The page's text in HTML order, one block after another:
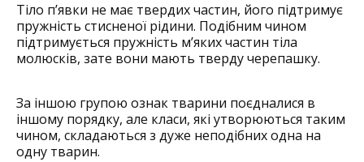
Тіло п’явки не має твердих частин, його підтримує
пружність стисненої рідини. Подібним чином
підтримується пружність м’яких частин тіла
молюсків, зате вони мають тверду черепашку.
За іншою групою ознак тварини поєдналися в
іншому порядку, але класи, які утворюються таким
чином, складаються з дуже неподібних одна на
одну тварин.